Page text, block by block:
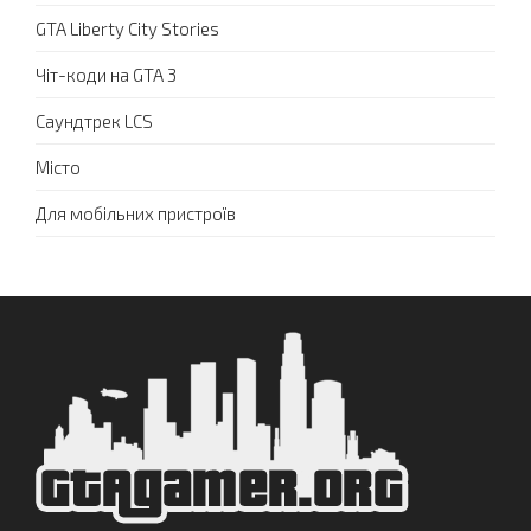
GTA Liberty City Stories
Чіт-коди на GTA 3
Саундтрек LCS
Місто
Для мобільних пристроїв